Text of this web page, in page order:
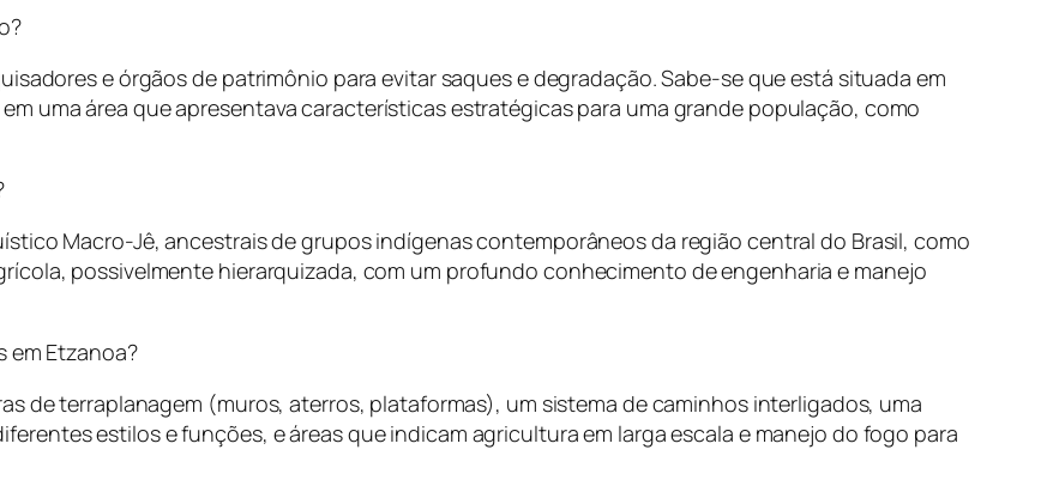
e órgãos de patrimônio para evitar saques e degradação. Sabe-se que está situada em
uma área que apresentava características estratégicas para uma grande população, como
Macro-Jê, ancestrais de grupos indígenas contemporâneos da região central do Brasil, como
possivelmente hierarquizada, com um profundo conhecimento de engenharia e manejo
em Etzanoa?
de terraplanagem (muros, aterros, plataformas), um sistema de caminhos interligados, uma
estilos e funções, e áreas que indicam agricultura em larga escala e manejo do fogo para